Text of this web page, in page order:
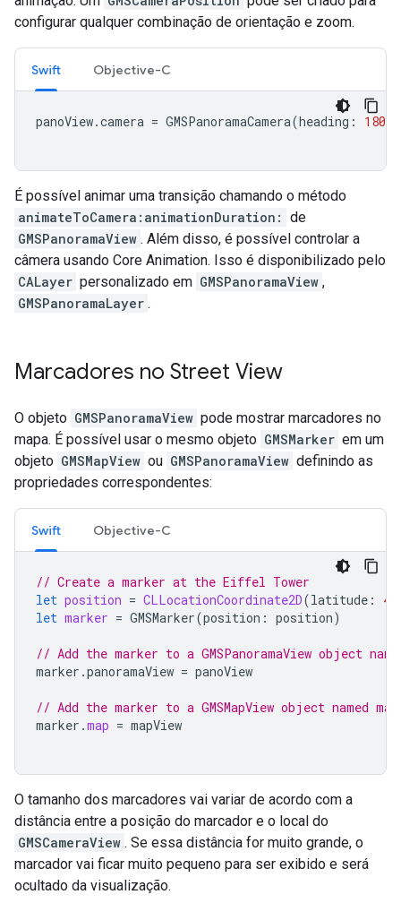
configurar qualquer combinação de orientação e zoom.
Swift Objective-C
panoView.camera = GMSPanoramaCamera(heading : 180
É possível animar uma transição chamando o método
animateToCamera:animationDuration: de
GMSPanoramaView . Além disso, é possível controlar a
câmera usando Core Animation. Isso é disponibilizado pelo
CALayer personalizado em GMSPanoramaView ,
GMSPanoramaLayer .
Marcadores no Street View
O objeto GMSPanoramaView pode mostrar marcadores no
mapa. É possível usar o mesmo objeto GMSMarker em um
objeto GMSMapView ou GMSPanoramaView definindo as
propriedades correspondentes:
Swift Objective-C
// Create a marker at the Eiffel Tower
let position = CLLocationCoordinate2D(latitude :
let marker = GMSMarker(position : position)
// Add the marker to a GMSPanoramaView object
marker .panoramaView = panoView
// Add the marker to a GMSMapView object named
marker .map = mapView
O tamanho dos marcadores vai variar de acordo com a
distância entre a posição do marcador e o local do
GMSCameraView . Se essa distância for muito grande, o
marcador vai ficar muito pequeno para ser exibido e será
ocultado da visualização.